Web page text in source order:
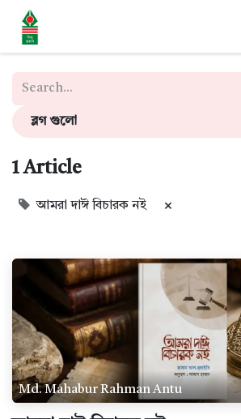
ব্লগ গুলো
1 Article
আমরা দাঈ বিচারক নই ×
Md. Mahabur Rahman Antu